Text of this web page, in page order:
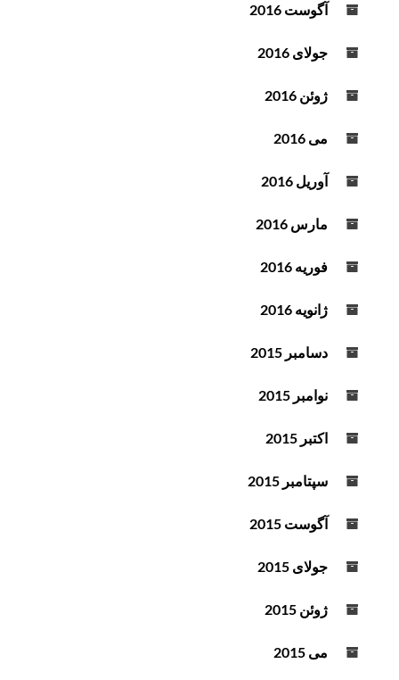
آگوست 2016
جولای 2016
ژوئن 2016
می 2016
آوریل 2016
مارس 2016
فوریه 2016
ژانویه 2016
دسامبر 2015
نوامبر 2015
اکتبر 2015
سپتامبر 2015
آگوست 2015
جولای 2015
ژوئن 2015
می 2015